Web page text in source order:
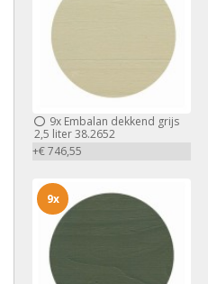
9x Embalan dekkend grijs
2,5 liter 38.2652
+€ 746,55
9x